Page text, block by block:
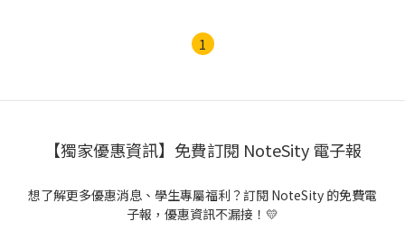
1
【獨家優惠資訊】免費訂閱 NoteSity 電子報
想了解更多優惠消息、學生專屬福利？訂閱 NoteSity 的免費電
子報，優惠資訊不漏接！💛